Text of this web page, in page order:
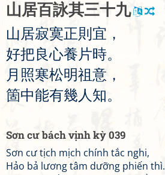
山居百詠其三十九
山居寂寞正則 宜 ，
好把良心養片時。
月 照寒松明祖意 ，
箇中能有幾 人 知。
Sơn cư bách vịnh kỳ 039
Sơn cư tịch mịch chính tắc nghi,
Hảo bả lương tâm dưỡng phiến thì.